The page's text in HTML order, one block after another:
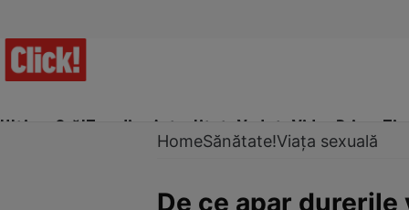
Ultima Oră!Trending Actualitate Vedete Video Prime Time
HomeSănătate!Viața sexuală
De ce apar durerile